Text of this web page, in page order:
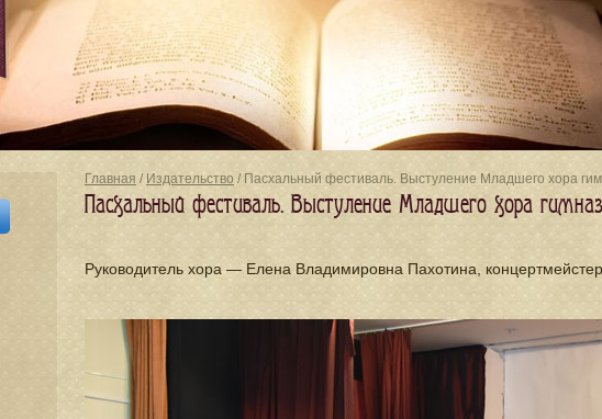
Главная / Издательство / Пасхальный фестиваль. Выстуление Младшего хора
Пасхальный фестиваль. Выстуление Младшего хора
Руководитель хора — Елена Владимировна Пахотина,